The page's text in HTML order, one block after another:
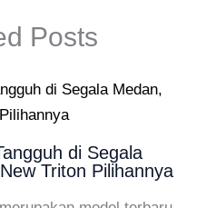
Posts
di Segala
Triton Pilihannya